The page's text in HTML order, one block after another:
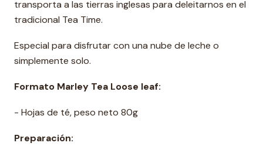
transporta a las tierras inglesas para deleitarnos en el
tradicional Tea Time.
Especial para disfrutar con una nube de leche o
simplemente solo.
Formato Marley Tea Loose leaf:
- Hojas de té, peso neto 80g
Preparación: